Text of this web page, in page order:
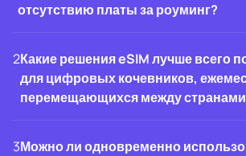
отсутствию платы за роуминг?
2Какие решения eSIM лучше всего
для цифровых кочевников,
перемещающихся между
3Можно ли одновременно